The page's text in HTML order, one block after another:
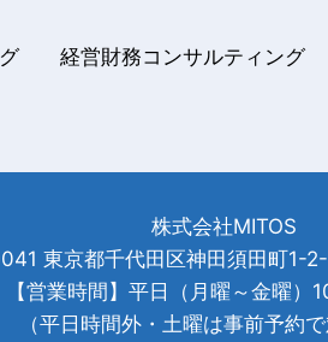
グ 経営財務コンサルティング
株式会社MITOS
東京都千代田区神田須田町1-
【営業時間】平日（月曜～金曜）
（平日時間外・土曜は事前予約で